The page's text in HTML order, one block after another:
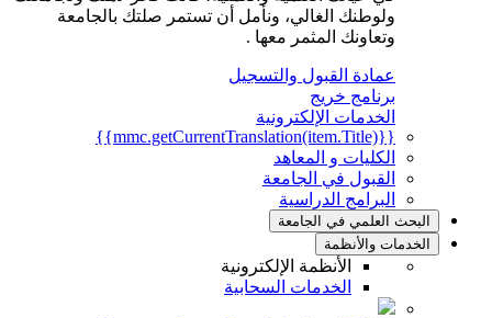
ولوطنك الغالي، ونأمل أن تستمر صلتك بالجامعة
وتعاونك المثمر معها .
عمادة القبول والتسجيل
برنامج خريج
الخدمات الإلكترونية
{{mmc.getCurrentTranslation(item.Title)}}
الكليات و المعاهد
القبول في الجامعة
البرامج الدراسية
البحث العلمي في الجامعة
الخدمات والأنظمة
الأنظمة الإلكترونية
الخدمات السحابية